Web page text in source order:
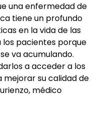
una enfermedad de
tiene un profundo
en la vida de las
los pacientes porque
va acumulando.
a acceder a los
su calidad de
médico